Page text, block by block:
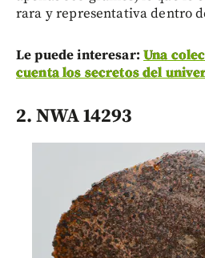
rara y representativa dentro
Le puede interesar: Una
cuenta los secretos del
2. NWA 14293